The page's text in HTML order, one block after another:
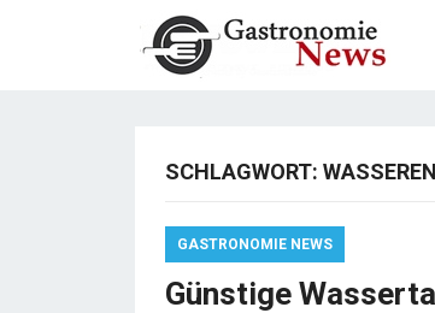
SCHLAGWORT:
GASTRONOMIE NEWS
Günstige